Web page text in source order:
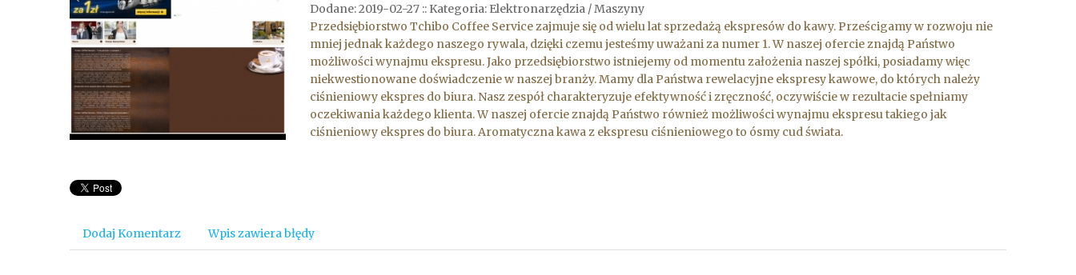
Dodane: 2019-02-27 :: Kategoria: Elektronarzędzia / Maszyny
Przedsiębiorstwo Tchibo Coffee Service zajmuje się od wielu lat sprzedażą ekspresów do kawy. Prześcigamy w rozwoju nie
mniej jednak każdego naszego rywala, dzięki czemu jesteśmy uważani za numer 1. W naszej ofercie znajdą Państwo
możliwości wynajmu ekspresu. Jako przedsiębiorstwo istniejemy od momentu założenia naszej spółki, posiadamy więc
niekwestionowane doświadczenie w naszej branży. Mamy dla Państwa rewelacyjne ekspresy kawowe, do których należy
ciśnieniowy ekspres do biura. Nasz zespół charakteryzuje efektywność i zręczność, oczywiście w rezultacie spełniamy
oczekiwania każdego klienta. W naszej ofercie znajdą Państwo również możliwości wynajmu ekspresu takiego jak
ciśnieniowy ekspres do biura. Aromatyczna kawa z ekspresu ciśnieniowego to ósmy cud świata.
Dodaj Komentarz Wpis zawiera błędy